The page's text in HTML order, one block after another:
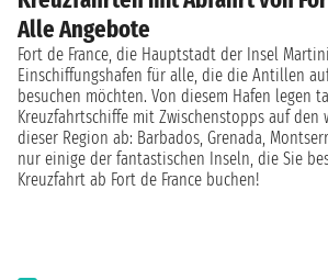
Alle Angebote
Fort de France, die Hauptstadt der Insel
Einschiffungshafen für alle, die die Antillen
besuchen möchten. Von diesem Hafen legen
Kreuzfahrtschiffe mit Zwischenstopps auf den
dieser Region ab: Barbados, Grenada,
nur einige der fantastischen Inseln, die Sie
Kreuzfahrt ab Fort de France buchen!